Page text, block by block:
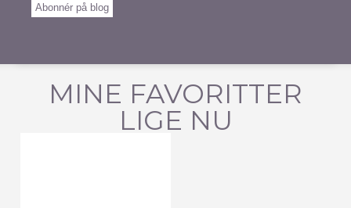
Abonnér på blog
MINE FAVORITTER
LIGE NU